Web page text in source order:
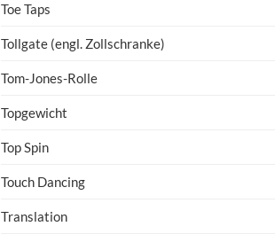
Toe Taps
Tollgate (engl. Zollschranke)
Tom-Jones-Rolle
Topgewicht
Top Spin
Touch Dancing
Translation